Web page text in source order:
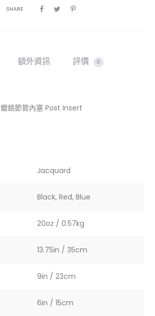
SHARE
額外資訊 評價 0
鍍鉻節管內塞 Post Insert
Jacquard
Black, Red, Blue
20oz / 0.57kg
13.75in / 35cm
9in / 23cm
6in / 15cm